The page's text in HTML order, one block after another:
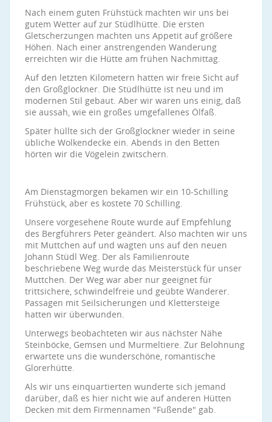
Nach einem guten Frühstück machten wir uns bei
gutem Wetter auf zur Stüdlhütte. Die ersten
Gletscherzungen machten uns Appetit auf größere
Höhen. Nach einer anstrengenden Wanderung
erreichten wir die Hütte am frühen Nachmittag.
Auf den letzten Kilometern hatten wir freie Sicht auf
den Großglockner. Die Stüdlhütte ist neu und im
modernen Stil gebaut. Aber wir waren uns einig, daß
sie aussah, wie ein großes umgefallenes Ölfaß.
Später hüllte sich der Großglockner wieder in seine
übliche Wolkendecke ein. Abends in den Betten
hörten wir die Vögelein zwitschern.
Am Dienstagmorgen bekamen wir ein 10-Schilling
Frühstück, aber es kostete 70 Schilling.
Unsere vorgesehene Route wurde auf Empfehlung
des Bergführers Peter geändert. Also machten wir uns
mit Muttchen auf und wagten uns auf den neuen
Johann Stüdl Weg. Der als Familienroute
beschriebene Weg wurde das Meisterstück für unser
Muttchen. Der Weg war aber nur geeignet für
trittsichere, schwindelfreie und geübte Wanderer.
Passagen mit Seilsicherungen und Klettersteige
hatten wir überwunden.
Unterwegs beobachteten wir aus nächster Nähe
Steinböcke, Gemsen und Murmeltiere. Zur Belohnung
erwartete uns die wunderschöne, romantische
Glorerhütte.
Als wir uns einquartierten wunderte sich jemand
darüber, daß es hier nicht wie auf anderen Hütten
Decken mit dem Firmennamen "Fußende" gab.